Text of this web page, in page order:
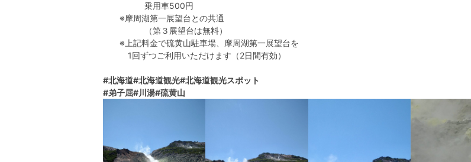
乗用車500円
※摩周湖第一展望台との共通
（第３展望台は無料）
※上記料金で硫黄山駐車場、摩周湖第一展望台を
1回ずつご利用いただけます（2日間有効）
#北海道#北海道観光#北海道観光スポット
#弟子屈#川湯#硫黄山